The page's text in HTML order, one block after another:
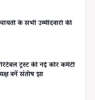
के सभी उम्मीदवारों की
ट्रस्ट की नई कोर कमेटी
बनें संतोष झा